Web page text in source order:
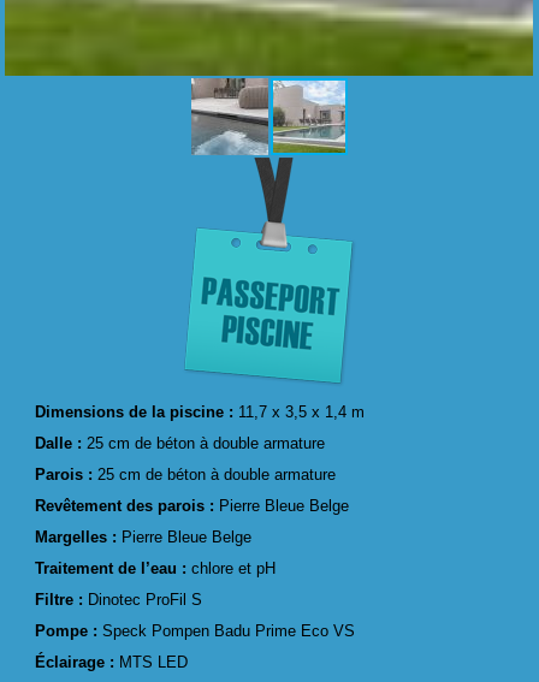
Dimensions de la piscine : 11,7 x 3,5 x 1,4 m
Dalle : 25 cm de béton à double armature
Parois : 25 cm de béton à double armature
Revêtement des parois : Pierre Bleue Belge
Margelles : Pierre Bleue Belge
Traitement de l’eau : chlore et pH
Filtre : Dinotec ProFil S
Pompe : Speck Pompen Badu Prime Eco VS
Éclairage : MTS LED